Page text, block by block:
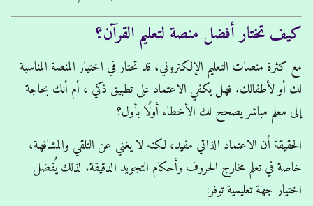
كيف تختار أفضل منصة لتعليم القرآن؟
مع كثرة منصات التعليم الإلكتروني، قد تحتار في اختيار المنصة المناسبة
لك أو لأطفالك. فهل يكفي الاعتماد على تطبيق ذكي ، أم أنك بحاجة
إلى معلم مباشر يصحح لك الأخطاء أولًا بأول؟
الحقيقة أن الاعتماد الذاتي مفيد، لكنه لا يغني عن التلقي والمشافهة،
خاصة في تعلم مخارج الحروف وأحكام التجويد الدقيقة. لذلك يُفضل
اختيار جهة تعليمية توفر: